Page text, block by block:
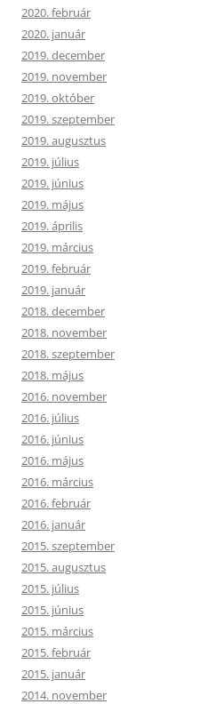
2020. február
2020. január
2019. december
2019. november
2019. október
2019. szeptember
2019. augusztus
2019. július
2019. június
2019. május
2019. április
2019. március
2019. február
2019. január
2018. december
2018. november
2018. szeptember
2018. május
2016. november
2016. július
2016. június
2016. május
2016. március
2016. február
2016. január
2015. szeptember
2015. augusztus
2015. július
2015. június
2015. március
2015. február
2015. január
2014. november